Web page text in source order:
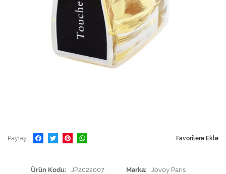
Paylaş Favorilere Ekle
Ürün Kodu JP2022007 Marka Jovoy Paris